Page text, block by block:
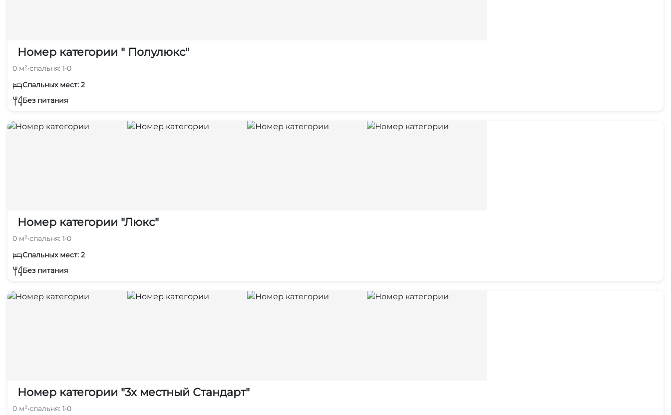
Номер категории " Полулюкс"
0 м²•спальня: 1•0
Спальных мест: 2
Без питания
Номер категории "Люкс"
0 м²•спальня: 1•0
Спальных мест: 2
Без питания
Номер категории "3х местный Стандарт"
0 м²•спальня: 1•0